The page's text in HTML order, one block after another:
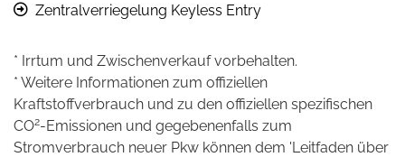
Zentralverriegelung Keyless Entry
* Irrtum und Zwischenverkauf vorbehalten.
* Weitere Informationen zum offiziellen
Kraftstoffverbrauch und zu den offiziellen spezifischen
CO2-Emissionen und gegebenenfalls zum
Stromverbrauch neuer Pkw können dem 'Leitfaden über